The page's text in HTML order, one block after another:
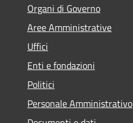
Organi di Governo
Aree Amministrative
Uffici
Enti e fondazioni
Politici
Personale Amministrativo